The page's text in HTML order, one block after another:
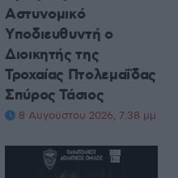
Αστυνομικό
Υποδιευθυντή ο
Διοικητής της
Τροχαίας Πτολεμαΐδας
Σπύρος Τάσιος
8 Αυγούστου 2026, 7:38 μμ